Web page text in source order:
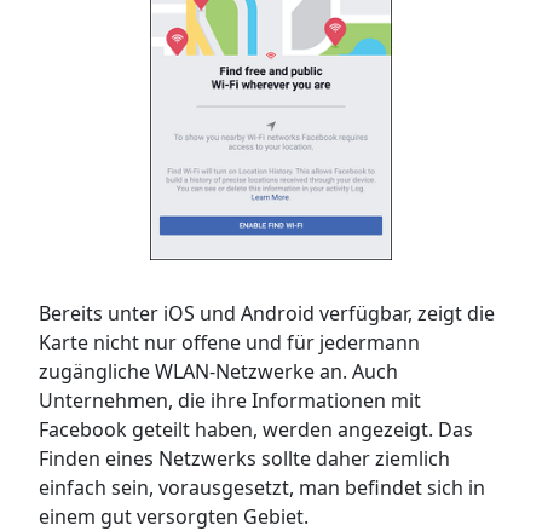
Bereits unter iOS und Android verfügbar, zeigt die
Karte nicht nur offene und für jedermann
zugängliche WLAN-Netzwerke an. Auch
Unternehmen, die ihre Informationen mit
Facebook geteilt haben, werden angezeigt. Das
Finden eines Netzwerks sollte daher ziemlich
einfach sein, vorausgesetzt, man befindet sich in
einem gut versorgten Gebiet.